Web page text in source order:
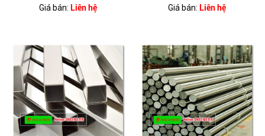
Giá bán: Liên hệ
Giá bán: Liên hệ